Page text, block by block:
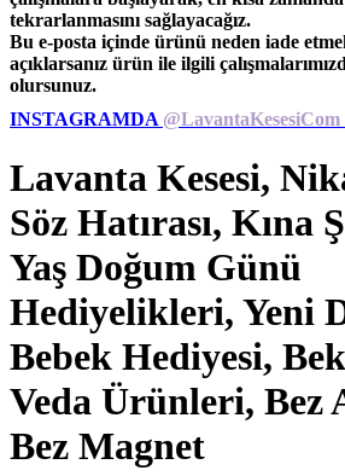
tekrarlanmasını sağlayacağız.
Bu e-posta içinde ürünü neden iade
açıklarsanız ürün ile ilgili
olursunuz.
INSTAGRAMDA @LavantaKesesiCom
Lavanta Kesesi,
Söz Hatırası, Kına
Yaş Doğum Günü
Hediyelikleri, Yeni
Bebek Hediyesi,
Veda Ürünleri, Bez
Bez Magnet